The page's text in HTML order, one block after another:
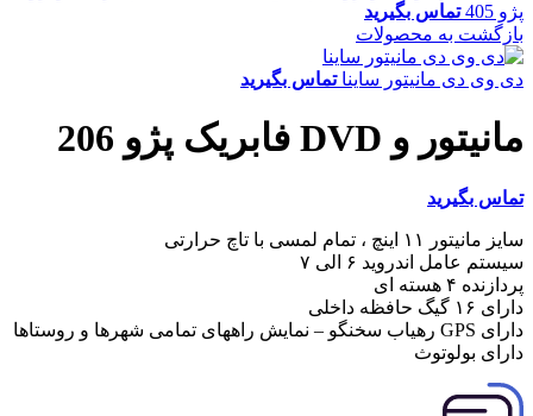
پژو 405
تماس بگیرید
بازگشت به محصولات
دی وی دی مانیتور سایناتماس بگیرید
مانیتور و DVD فابریک پژو 206
تماس بگیرید
سایز مانیتور ۱۱ اینچ ، تمام لمسی با تاچ حرارتی
سیستم عامل اندروید ۶ الی ۷
پردازنده ۴ هسته ای
دارای ۱۶ گیگ حافظه داخلی
دارای GPS رهیاب سخنگو – نمایش راههای تمامی شهرها و روستاها
دارای بولوتوث